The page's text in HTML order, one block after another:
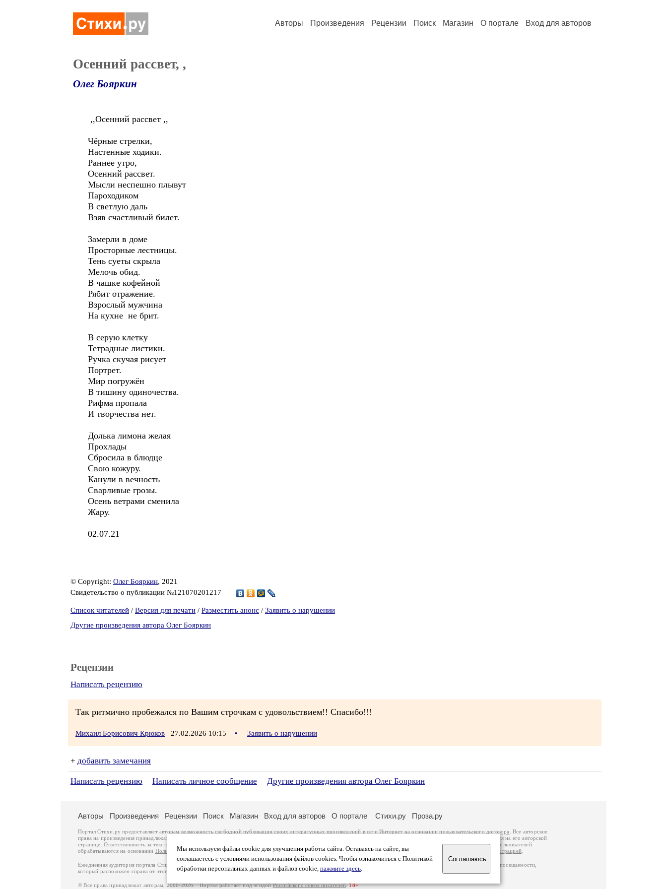
Авторы Произведения Рецензии Поиск Магазин О портале Вход для авторов
Осенний рассвет, ,
Олег Бояркин
,,Осенний рассвет ,,
Чёрные стрелки,
Настенные ходики.
Раннее утро,
Осенний рассвет.
Мысли неспешно плывут
Пароходиком
В светлую даль
Взяв счастливый билет.
Замерли в доме
Просторные лестницы.
Тень суеты скрыла
Мелочь обид.
В чашке кофейной
Рябит отражение.
Взрослый мужчина
На кухне не брит.
В серую клетку
Тетрадные листики.
Ручка скучая рисует
Портрет.
Мир погружён
В тишину одиночества.
Рифма пропала
И творчества нет.
Долька лимона желая
Прохлады
Сбросила в блюдце
Свою кожуру.
Канули в вечность
Сварливые грозы.
Осень ветрами сменила
Жару.
02.07.21
© Copyright: Олег Бояркин, 2021
Свидетельство о публикации №121070201217
Список читателей / Версия для печати / Разместить анонс / Заявить о нарушении
Другие произведения автора Олег Бояркин
Рецензии
Написать рецензию
Так ритмично пробежался по Вашим строчкам с удовольствием!! Спасибо!!!
Михаил Борисович Крюков 27.02.2026 10:15 • Заявить о нарушении
+ добавить замечания
Написать рецензию Написать личное сообщение Другие произведения автора Олег Бояркин
Мы используем файлы cookie для улучшения работы сайта. Оставаясь на сайте, вы
соглашаетесь с условиями использования файлов cookies. Чтобы ознакомиться с Политикой
обработки персональных данных и файлов cookie, нажмите здесь.
Соглашаюсь
Авторы Произведения Рецензии Поиск Магазин Вход для авторов О портале Стихи.ру Проза.ру
Портал Стихи.ру предоставляет авторам возможность свободной публикации своих литературных произведений в сети Интернет на основаниипользовательского договора
. Все авторские
права на произведения принадлежат авторам и охраняются
. Перепечатка произведений возможна только с согласия его автора, к которому вы можете обратиться на его авторской
странице. Ответственность за тексты произведений авторы несут самостоятельно на основании
законодательства Российской Федерации. Данные пользователей
обрабатываются на основании Политики обработки персональных данных. Вы также можете посмотреть более подробнуюинформацию о портале связаться с администрацией
Ежедневная аудитория портала Стихи.ру – порядка 200 тысяч посетителей, которые в общей сумме просматривают более двух миллионов страниц по данным счетчика посещаемости,
который расположен справа от этого текста. В каждой графе указано по две цифры: количество просмотров и количество посетителей.
© Все права принадлежат авторам, 2000-2026. Портал работает под эгидойРоссийского союза писателей.18+